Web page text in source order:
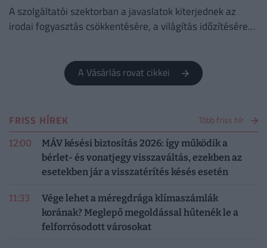
A szolgáltatói szektorban a javaslatok kiterjednek az
irodai fogyasztás csökkentésére, a világítás időzítésére
A Vásárlás rovat cikkei
FRISS HÍREK Több friss hír
12:00
MÁV késési biztosítás 2026: így működik a
bérlet- és vonatjegy visszaváltás, ezekben az
esetekben jár a visszatérítés késés esetén
11:33
Vége lehet a méregdrága klímaszámlák
korának? Meglepő megoldással hűtenék le a
felforrósodott városokat